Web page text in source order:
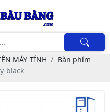
MÁY TÍNH
Bàn phím
black